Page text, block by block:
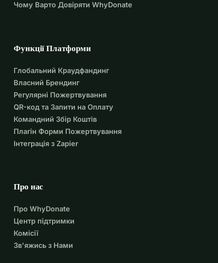
Чому Варто Довіряти WhyDonate
Функції Платформи
Глобальний Краудфандинг
Власний Брендинг
Регулярні Пожертвування
QR-код та Запити на Оплату
Командний Збір Коштів
Плагін Форми Пожертвування
Інтеграція з Zapier
Про нас
Про WhyDonate
Центр підтримки
Комісії
Зв'яжись з Нами